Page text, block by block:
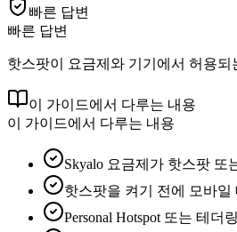
빠른 답변
빠른 답변
핫스팟이 요금제와 기기에서 허용
이 가이드에서 다루는 내용
이 가이드에서 다루는 내용
Skyalo 요금제가 핫스팟 또
핫스팟을 켜기 전에 모바일
Personal Hotspot 또는 테더